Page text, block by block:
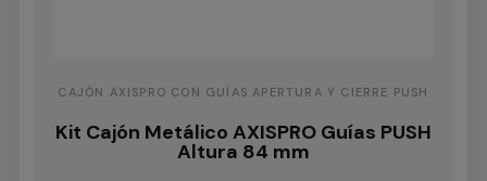
CAJÓN AXISPRO CON GUÍAS APERTURA Y CIERRE PUSH
Kit Cajón Metálico AXISPRO Guías PUSH
Altura 84 mm